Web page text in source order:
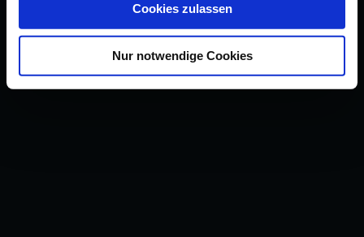
Cookies zulassen
Nur notwendige Cookies